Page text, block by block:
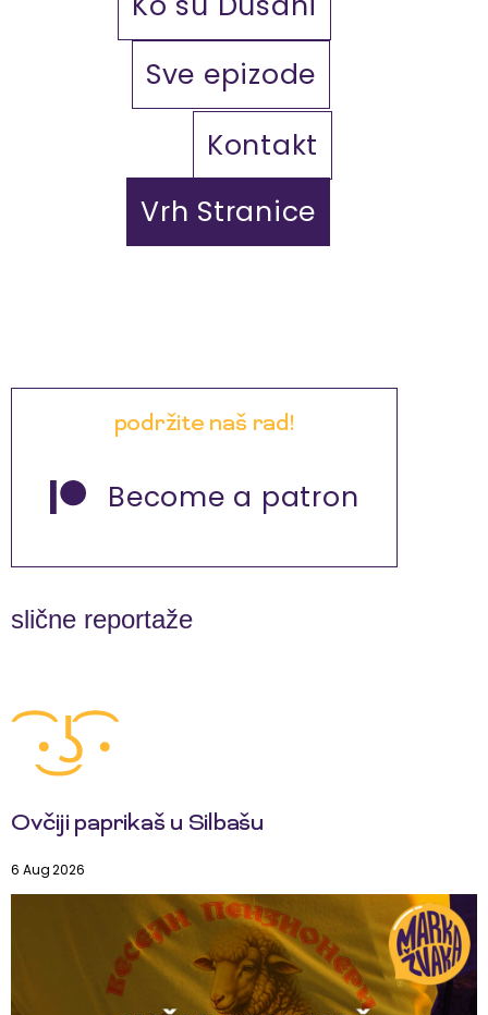
Sve epizode
Kontakt
Vrh Stranice
podržite naš rad!
Become a patron
slične reportaže
Ovčiji paprikaš u Silbašu
6 Aug 2026